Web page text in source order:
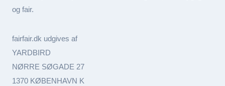
og fair.
fairfair.dk udgives af
YARDBIRD
NØRRE SØGADE 27
1370 KØBENHAVN K